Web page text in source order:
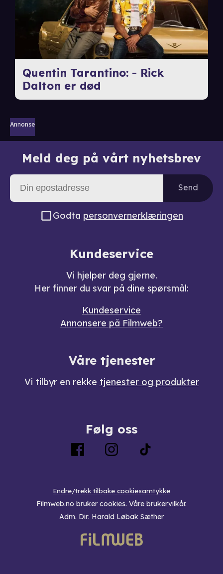
Quentin Tarantino: - Rick
Dalton er død
Annonse
Meld deg på vårt nyhetsbrev
Send
Godta personvernerklæringen
Kundeservice
Vi hjelper deg gjerne.
Her finner du svar på dine spørsmål:
Kundeservice
Annonsere på Filmweb?
Våre tjenester
Vi tilbyr en rekke tjenester og produkter
Følg oss
Endre/trekk tilbake cookiesamtykke
Filmweb.no bruker cookies. Våre brukervilkår.
Adm. Dir: Harald Løbak Sæther